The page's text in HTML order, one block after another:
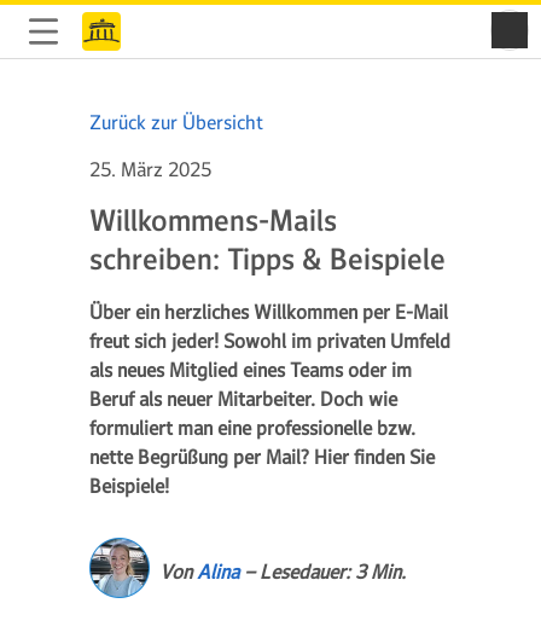
Zurück zur Übersicht
25. März 2025
Willkommens-Mails
schreiben: Tipps & Beispiele
Über ein herzliches Willkommen per E-Mail
freut sich jeder! Sowohl im privaten Umfeld
als neues Mitglied eines Teams oder im
Beruf als neuer Mitarbeiter. Doch wie
formuliert man eine professionelle bzw.
nette Begrüßung per Mail? Hier finden Sie
Beispiele!
VonAlina– Lesedauer: 3 Min.